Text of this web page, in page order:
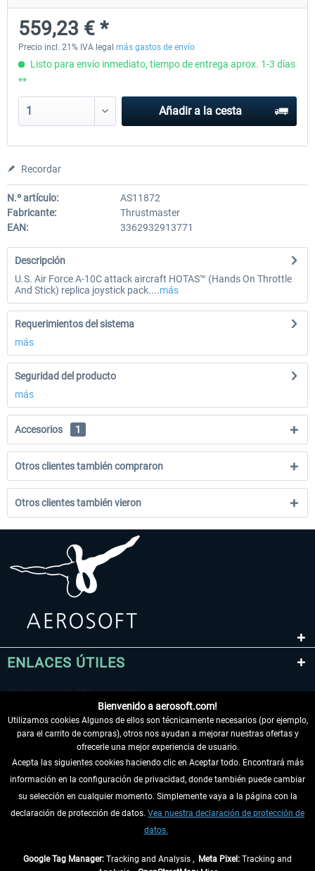
254,19 € *
559,23 € *
Precio incl. 21% IVA legal más gastos de envío
Listo para envío inmediato, tiempo de entrega aprox. 1-3 días
**
Añadir a la cesta
Recordar
N.º artículo:
AS11872
Fabricante:
Thrustmaster
EAN:
3362932913771
Descripción
U.S. Air Force A-10C attack aircraft HOTAS™ (Hands On Throttle
And Stick) replica joystick pack....más
Requerimientos del sistema
más
Seguridad del producto
más
Accesorios 1
Otros clientes también compraron
Otros clientes también vieron
ENLACES ÚTILES
DESISTIR DEL CONTRATO
INFORMACIÓN
Bienvenido a aerosoft.com!
Utilizamos cookies Algunos de ellos son técnicamente necesarios (por ejemplo,
para el carrito de compras), otros nos ayudan a mejorar nuestras ofertas y
ofrecerle una mejor experiencia de usuario.
Acepta las siguientes cookies haciendo clic en Aceptar todo. Encontrará más
información en la configuración de privacidad, donde también puede cambiar
su selección en cualquier momento. Simplemente vaya a la página con la
declaración de protección de datos. Vea nuestra declaración de protección de
datos.
Google Tag Manager: Tracking and Analysis , Meta Pixel: Tracking and